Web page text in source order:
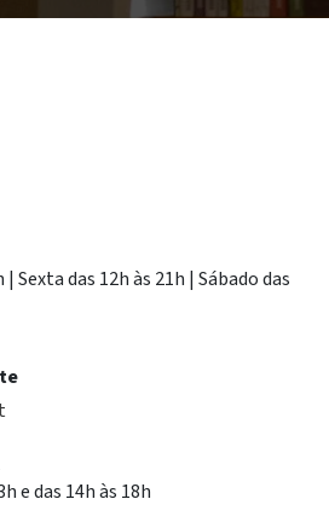
Sexta das 12h às 21h | Sábado das
e das 14h às 18h